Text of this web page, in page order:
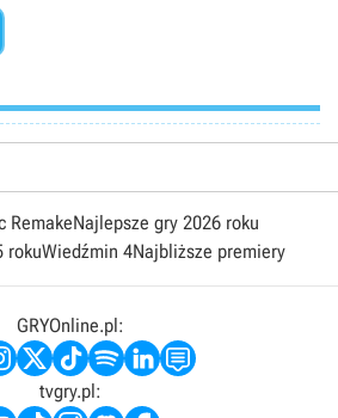
RemakeNajlepsze gry 2026 roku
rokuWiedźmin 4Najbliższe premiery
GRYOnline.pl:
tvgry.pl: